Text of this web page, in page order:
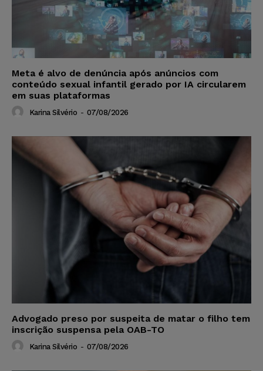
Meta é alvo de denúncia após anúncios com
conteúdo sexual infantil gerado por IA circularem
em suas plataformas
Karina Silvério - 07/08/2026
Advogado preso por suspeita de matar o filho tem
inscrição suspensa pela OAB-TO
Karina Silvério - 07/08/2026